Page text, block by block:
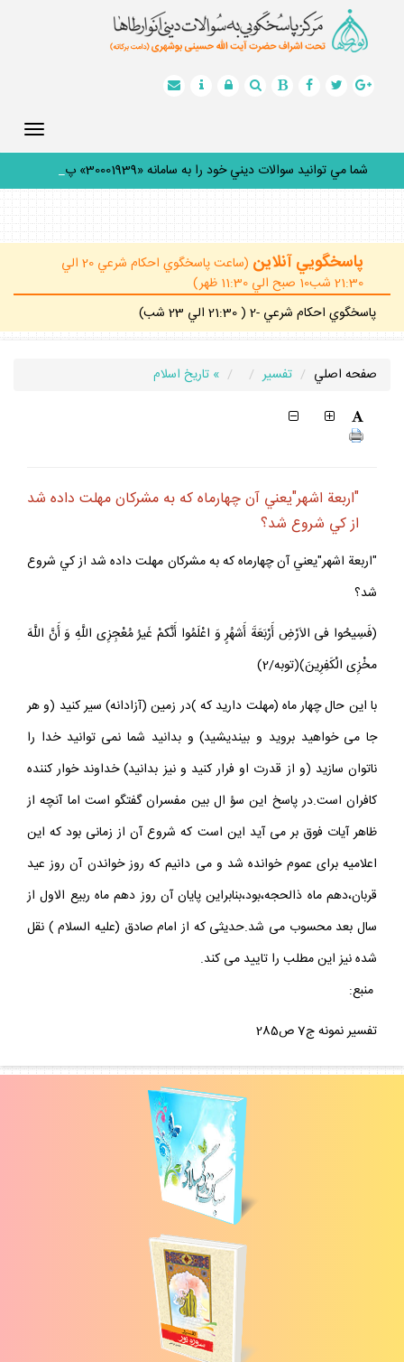
شما مي توانيد سوالات ديني خود را به سامانه «30001939» پيا
_
پاسخگويي آنلاين
(ساعت پاسخگوي احكام شرعي 20 الي
21:30 شب10 صبح الي 11:30 ظهر)
پاسخگوي احكام شرعي -2 ( 21:30 الي 23 شب)
صفحه اصلي تفسير » تاريخ اسلام
"اربعة اشهر"يعني آن چهارماه كه به مشركان مهلت داده شد
از كي شروع شد؟
"اربعة اشهر"يعني آن چهارماه كه به مشركان مهلت داده شد از كي شروع
شد؟
(فَسِيحُوا فى الاَرْضِ أَرْبَعَةَ أَشهُرٍ وَ اعْلَمُوا أَنَّكمْ غَيرُ مُعْجِزِى اللَّهِ وَ أَنَّ اللَّهَ
مخْزِى الْكَفِرِينَ)(توبه/2)
با اين حال چهار ماه (مهلت داريد كه )در زمين (آزادانه) سير كنيد (و هر
جا مى خواهيد برويد و بينديشيد) و بدانيد شما نمى توانيد خدا را
ناتوان سازيد (و از قدرت او فرار كنيد و نيز بدانيد) خداوند خوار كننده
كافران است.در پاسخ اين سؤ ال بين مفسران گفتگو است اما آنچه از
ظاهر آيات فوق بر مى آيد اين است كه شروع آن از زمانى بود كه اين
اعلاميه براى عموم خوانده شد و مى دانيم كه روز خواندن آن روز عيد
قربان،دهم ماه ذالحجه،بود،بنابراين پايان آن روز دهم ماه ربيع الاول از
سال بعد محسوب مى شد.حديثى كه از امام صادق (عليه السلام ) نقل
شده نيز اين مطلب را تاييد مى كند.
منبع:
تفسير نمونه ج7 ص285